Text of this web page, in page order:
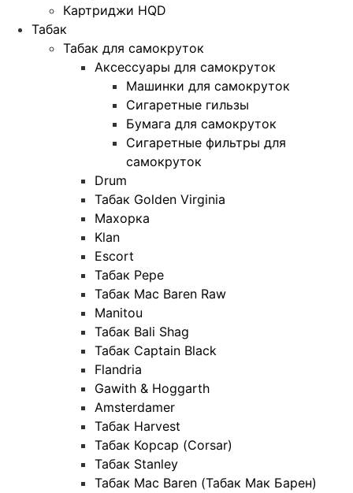
Картриджи HQD
Табак
Табак для самокруток
Аксессуары для самокруток
Машинки для самокруток
Сигаретные гильзы
Бумага для самокруток
Сигаретные фильтры для
самокруток
Drum
Табак Golden Virginia
Махорка
Klan
Escort
Табак Pepe
Табак Mac Baren Raw
Manitou
Табак Bali Shag
Табак Captain Black
Flandria
Gawith & Hoggarth
Amsterdamer
Табак Harvest
Табак Корсар (Corsar)
Табак Stanley
Табак Mac Baren (Табак Мак Барен)